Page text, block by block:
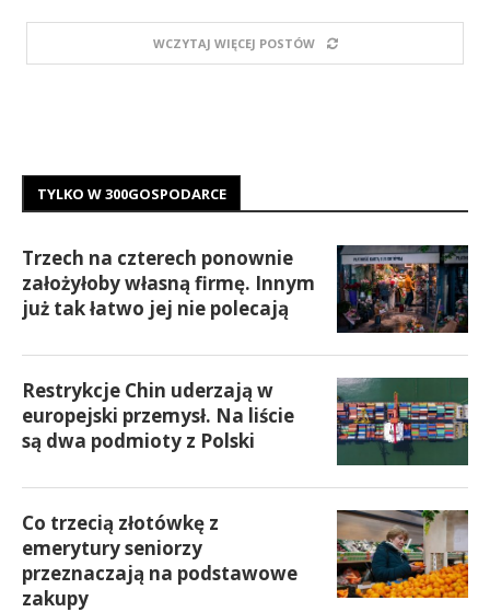
WCZYTAJ WIĘCEJ POSTÓW
TYLKO W 300GOSPODARCE
Trzech na czterech ponownie
założyłoby własną firmę. Innym
już tak łatwo jej nie polecają
Restrykcje Chin uderzają w
europejski przemysł. Na liście
są dwa podmioty z Polski
Co trzecią złotówkę z
emerytury seniorzy
przeznaczają na podstawowe
zakupy